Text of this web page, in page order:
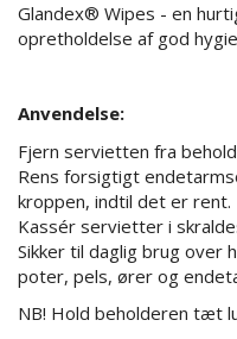
Glandex® Wipes - en
opretholdelse af god
Anvendelse:
Fjern servietten fra
Rens forsigtigt
kroppen, indtil det er rent.
Kassér servietter i
Sikker til daglig brug over
poter, pels, ører og
NB! Hold beholderen tæt